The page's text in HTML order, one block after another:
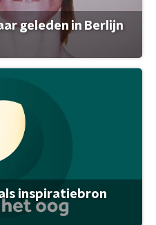
geleden in Berlijn
inspiratiebron